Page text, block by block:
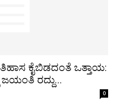
ಕೈಬಿಡದಂತೆ ಒತ್ತಾಯ:
ರದ್ದು...
0